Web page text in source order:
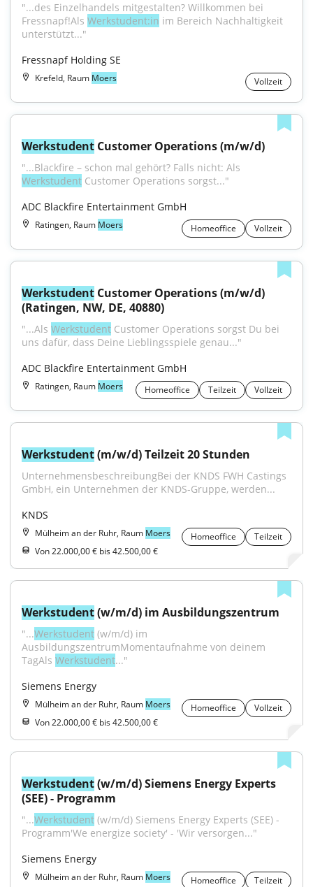
"...des Einzelhandels mitgestalten? Willkommen bei
Fressnapf!Als Werkstudent:in im Bereich Nachhaltigkeit
unterstützt..."
Fressnapf Holding SE
Krefeld, Raum Moers Vollzeit
Werkstudent Customer Operations (m/w/d)
Werkstudent Customer Operations sorgst..."
ADC Blackfire Entertainment GmbH
Ratingen, Raum Moers Homeoffice Vollzeit
Werkstudent Customer Operations (m/w/d)
(Ratingen, NW, DE, 40880)
"...Als Werkstudent Customer Operations sorgst Du bei
uns dafür, dass Deine Lieblingsspiele genau..."
ADC Blackfire Entertainment GmbH
Ratingen, Raum Moers Homeoffice Teilzeit Vollzeit
Werkstudent (m/w/d) Teilzeit 20 Stunden
UnternehmensbeschreibungBei der KNDS FWH Castings
GmbH, ein Unternehmen der KNDS-Gruppe, werden...
KNDS
Mülheim an der Ruhr, Raum Moers Homeoffice
Teilzeit
Von 22.000,00 € bis 42.500,00 €
Werkstudent (w/m/d) im Ausbildungszentrum
"...Werkstudent (w/m/d) im
AusbildungszentrumMomentaufnahme von deinem
TagAls Werkstudent..."
Siemens Energy
Mülheim an der Ruhr, Raum Moers Homeoffice
Vollzeit
Von 22.000,00 € bis 42.500,00 €
Werkstudent (w/m/d) Siemens Energy Experts
(SEE) - Programm
"...Werkstudent (w/m/d) Siemens Energy Experts (SEE) -
Programm'We energize society' - 'Wir versorgen..."
Siemens Energy
Mülheim an der Ruhr, Raum Moers Homeoffice
Teilzeit